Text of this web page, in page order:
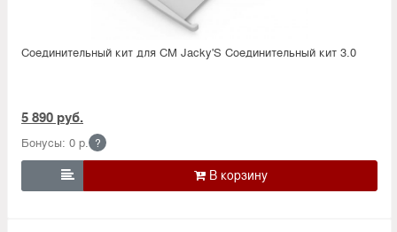
Соединительный кит для СМ Jacky'S Соединительный кит 3.0
5 890 руб.
Бонусы: 0 р. ?
